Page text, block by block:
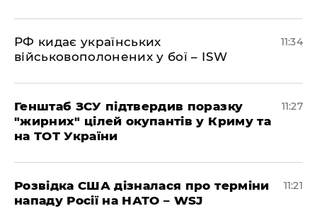
РФ кидає українських
військовополонених у бої – ISW
11:34
Генштаб ЗСУ підтвердив поразку
"жирних" цілей окупантів у Криму та
на ТОТ України
11:27
Розвідка США дізналася про терміни
нападу Росії на НАТО – WSJ
11:21